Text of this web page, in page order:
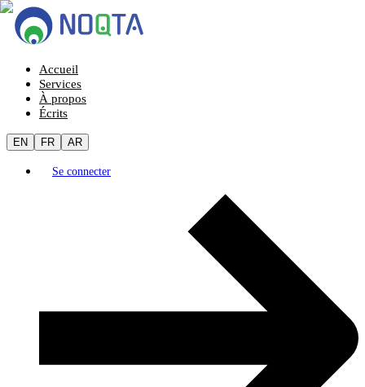
Accueil
Services
À propos
Écrits
EN FR AR
Se connecter